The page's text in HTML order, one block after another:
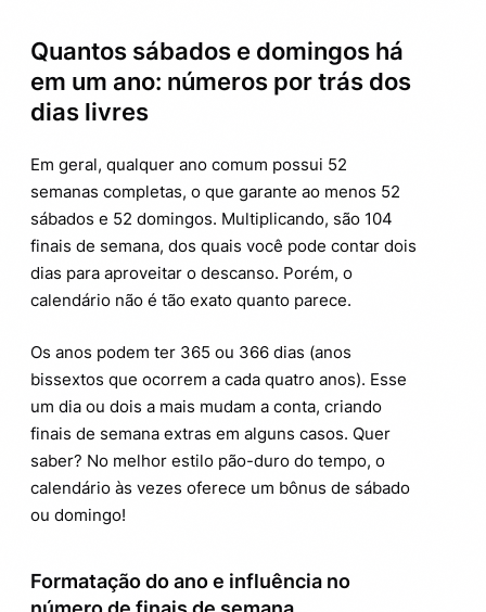
Quantos sábados e domingos há
em um ano: números por trás dos
dias livres
Em geral, qualquer ano comum possui 52
semanas completas, o que garante ao menos 52
sábados e 52 domingos. Multiplicando, são 104
finais de semana, dos quais você pode contar dois
dias para aproveitar o descanso. Porém, o
calendário não é tão exato quanto parece.
Os anos podem ter 365 ou 366 dias (anos
bissextos que ocorrem a cada quatro anos). Esse
um dia ou dois a mais mudam a conta, criando
finais de semana extras em alguns casos. Quer
saber? No melhor estilo pão-duro do tempo, o
calendário às vezes oferece um bônus de sábado
ou domingo!
Formatação do ano e influência no